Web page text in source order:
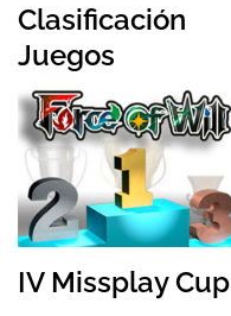
Clasificación
Juegos
IV Missplay Cup